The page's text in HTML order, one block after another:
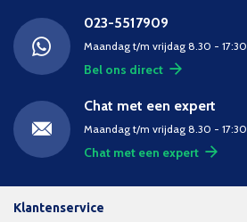
023-5517909
Maandag t/m vrijdag 8.30 - 17:30
Bel ons direct
Chat met een expert
Maandag t/m vrijdag 8.30 - 17:30
Chat met een expert
Klantenservice